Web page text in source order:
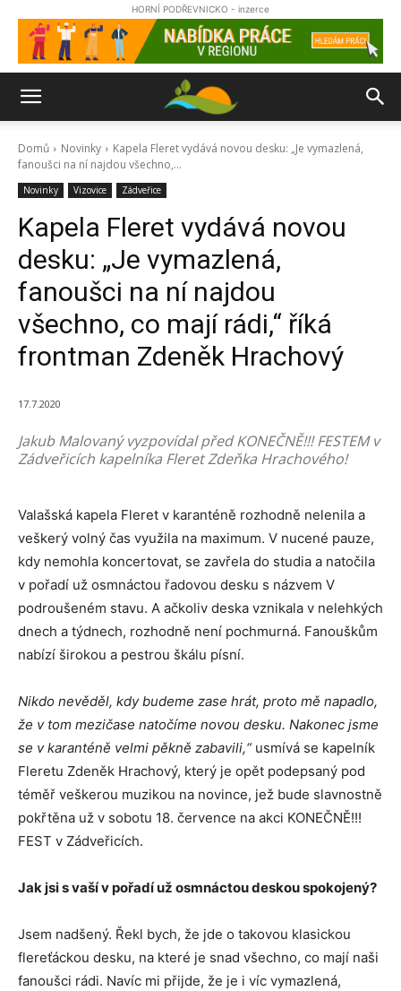
HORNÍ PODŘEVNICKO - inzerce
Domů Novinky
Kapela Fleret vydává novou desku: „Je vymazlená,
fanoušci na ní najdou všechno,...
Novinky Vizovice Zádveřice
Kapela Fleret vydává novou
desku: „Je vymazlená,
fanoušci na ní najdou
všechno, co mají rádi,“ říká
frontman Zdeněk Hrachový
17.7.2020
Jakub Malovaný vyzpovídal před KONEČNĚ!!! FESTEM v
Zádveřicích kapelníka Fleret Zdeňka Hrachového!
Valašská kapela Fleret v karanténě rozhodně nelenila a
veškerý volný čas využila na maximum. V nucené pauze,
kdy nemohla koncertovat, se zavřela do studia a natočila
v pořadí už osmnáctou řadovou desku s názvem V
podroušeném stavu. A ačkoliv deska vznikala v nelehkých
dnech a týdnech, rozhodně není pochmurná. Fanouškům
nabízí širokou a pestrou škálu písní.
Nikdo nevěděl, kdy budeme zase hrát, proto mě napadlo,
že v tom mezičase natočíme novou desku. Nakonec jsme
se v karanténě velmi pěkně zabavili,“usmívá se kapelník
Fleretu Zdeněk Hrachový, který je opět podepsaný pod
téměř veškerou muzikou na novince, jež bude slavnostně
pokřtěna už v sobotu 18. července na akci KONEČNĚ!!!
FEST v Zádveřicích.
Jak jsi s vaší v pořadí už osmnáctou deskou spokojený?
Jsem nadšený. Řekl bych, že jde o takovou klasickou
flereťáckou desku, na které je snad všechno, co mají naši
fanoušci rádi. Navíc mi přijde, že je i víc vymazlená,